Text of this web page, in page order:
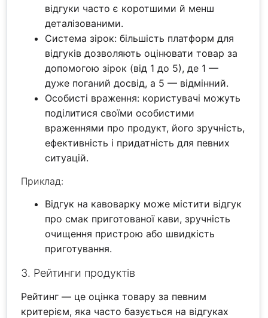
відгуки часто є коротшими й менш
деталізованими.
Система зірок: більшість платформ для
відгуків дозволяють оцінювати товар за
допомогою зірок (від 1 до 5), де 1 —
дуже поганий досвід, а 5 — відмінний.
Особисті враження: користувачі можуть
поділитися своїми особистими
враженнями про продукт, його зручність,
ефективність і придатність для певних
ситуацій.
Приклад:
Відгук на кавоварку може містити відгук
про смак приготованої кави, зручність
очищення пристрою або швидкість
приготування.
3. Рейтинги продуктів
Рейтинг — це оцінка товару за певним
критерієм, яка часто базується на відгуках